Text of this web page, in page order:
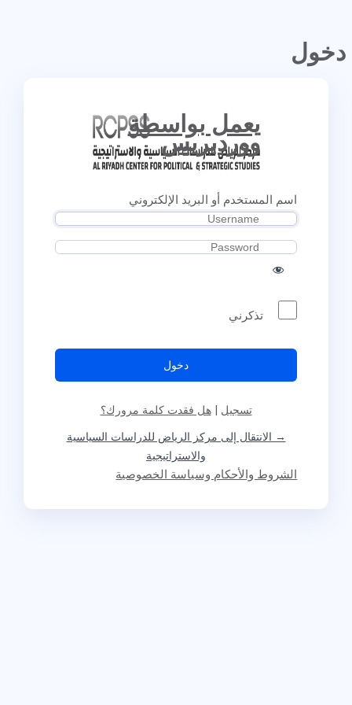
دخول
يعمل بواسطة
ووردبريس
اسم المستخدم أو البريد الإلكتروني
تذكرني
تسجيل |هل فقدت كلمة مرورك؟
→ الانتقال إلى مركز الرياض للدراسات السياسية
والاستراتيجية
الشروط والأحكام وسياسة الخصوصية